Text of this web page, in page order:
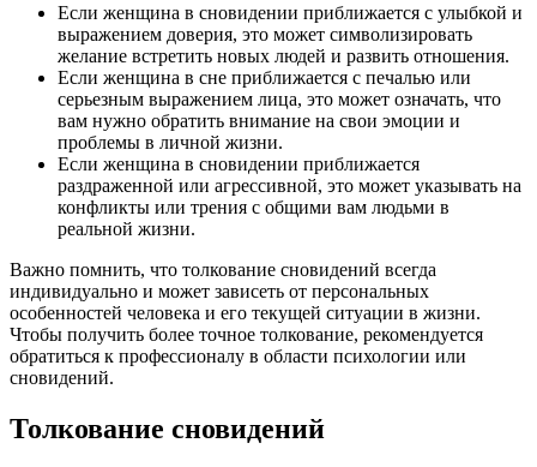
Если женщина в сновидении приближается с улыбкой и
выражением доверия, это может символизировать
желание встретить новых людей и развить отношения.
Если женщина в сне приближается с печалью или
серьезным выражением лица, это может означать, что
вам нужно обратить внимание на свои эмоции и
проблемы в личной жизни.
Если женщина в сновидении приближается
раздраженной или агрессивной, это может указывать на
конфликты или трения с общими вам людьми в
реальной жизни.
Важно помнить, что толкование сновидений всегда
индивидуально и может зависеть от персональных
особенностей человека и его текущей ситуации в жизни.
Чтобы получить более точное толкование, рекомендуется
обратиться к профессионалу в области психологии или
сновидений.
Толкование сновидений